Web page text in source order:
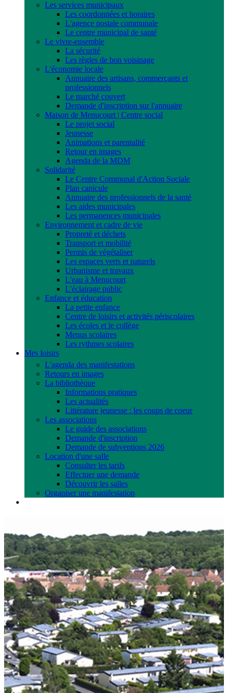
Les services municipaux
Les coordonnées et horaires
L'agence postale communale
Le centre municipal de santé
Le vivre-ensemble
La sécurité
Les règles de bon voisinage
L'économie locale
Annuaire des artisans, commerçants et
professionnels
Le marché couvert
Demande d'inscription sur l'annuaire
Maison de Menucourt | Centre social
Le projet social
Jeunesse
Animations et parentalité
Retour en images
Agenda de la MDM
Solidarité
Le Centre Communal d'Action Sociale
Plan canicule
Annuaire des professionnels de la santé
Les aides municipales
Les permanences municipales
Environnement et cadre de vie
Propreté et déchets
Transport et mobilité
Permis de végétaliser
Les espaces verts et naturels
Urbanisme et travaux
L'eau à Menucourt
L'éclairage public
Enfance et éducation
La petite enfance
Centre de loisirs et activités périscolaires
Les écoles et le collège
Menus scolaires
Les rythmes scolaires
Mes loisirs
L'agenda des manifestations
Retours en images
La bibliothèque
Informations pratiques
Les actualités
Littérature jeunesse : les coups de coeur
Les associations
Le guide des associations
Demande d'inscription
Demande de subventions 2026
Location d'une salle
Consulter les tarifs
Effectuer une demande
Découvrir les salles
Organiser une manifestation